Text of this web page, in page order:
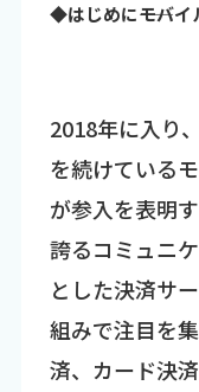
◆はじめに――モバ
2018年に入り
を続けている
が参入を表明
誇るコミュニ
とした決済サ
組みで注目を
済、カード決